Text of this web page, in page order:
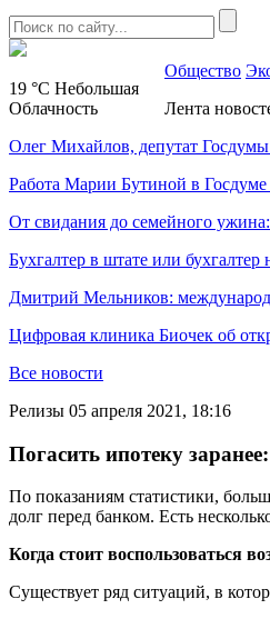
19 °C Небольшая
Облачность
Общество
Лента
Олег Михайлов, депутат Госдумы
Работа Марии Бутиной в
От свидания до семейного
Бухгалтер в штате или бухгалтер
Дмитрий Мельников:
Цифровая клиника Биочек об
Все новости
Релизы 05 апреля 2021, 18:16
Погасить ипотеку
По показаниям статистики,
долг перед банком. Есть
Когда стоит воспользоваться
Существует ряд ситуаций, в